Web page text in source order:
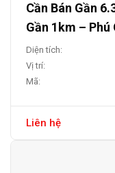
Cần Bán Gần
Gần 1km – Phú
Diện tích:
Vị trí:
Mã:
Liên hệ